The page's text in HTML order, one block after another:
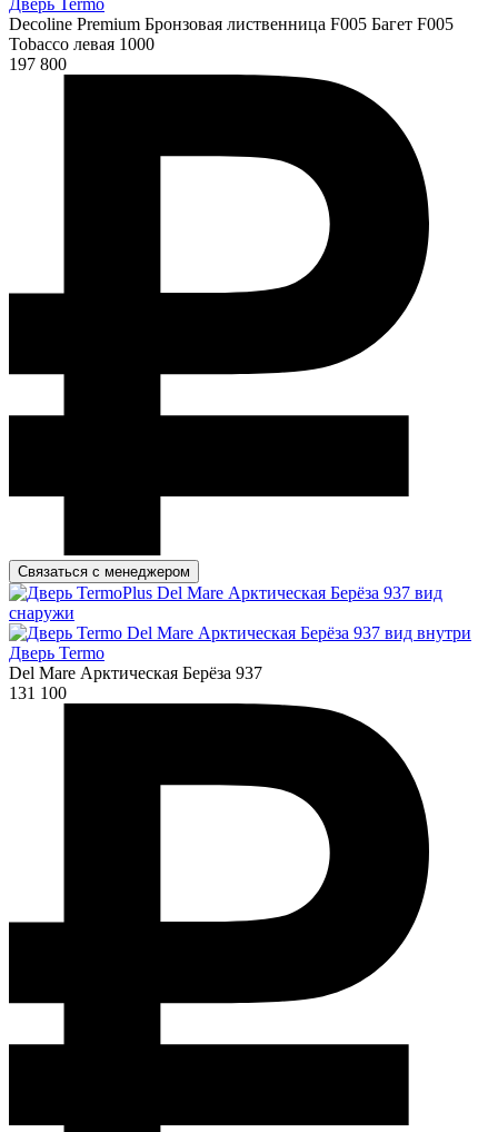
Decoline Premium Бронзовая лиственница F005 Багет F005
Tobacco левая 1000
197 800
Связаться с менеджером
Дверь Termo
Del Mare Арктическая Берёза 937
131 100